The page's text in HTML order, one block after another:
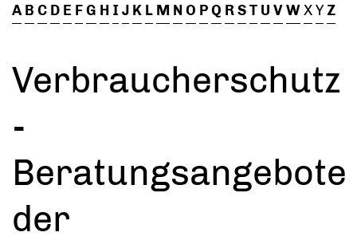
A B C D E FG H I J K L M NO PQ RST U VWXYZ
Verbraucherschutz
-
Beratungsangebote
der